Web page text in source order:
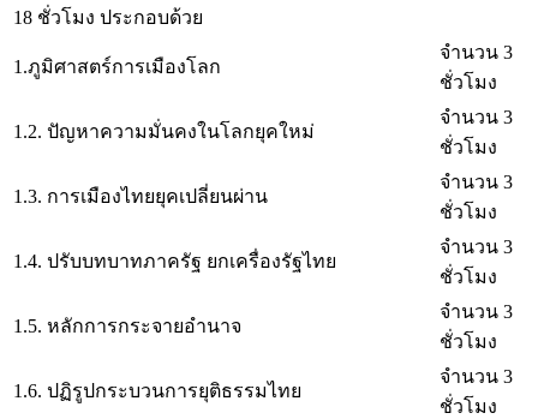
18 ชั่วโมง ประกอบด้วย
1.ภูมิศาสตร์การเมืองโลก
จำนวน 3
ชั่วโมง
1.2. ปัญหาความมั่นคงในโลกยุคใหม่
จำนวน 3
ชั่วโมง
1.3. การเมืองไทยยุคเปลี่ยนผ่าน
จำนวน 3
ชั่วโมง
1.4. ปรับบทบาทภาครัฐ ยกเครื่องรัฐไทย
จำนวน 3
ชั่วโมง
1.5. หลักการกระจายอำนาจ
จำนวน 3
ชั่วโมง
1.6. ปฏิรูปกระบวนการยุติธรรมไทย
จำนวน 3
ชั่วโมง